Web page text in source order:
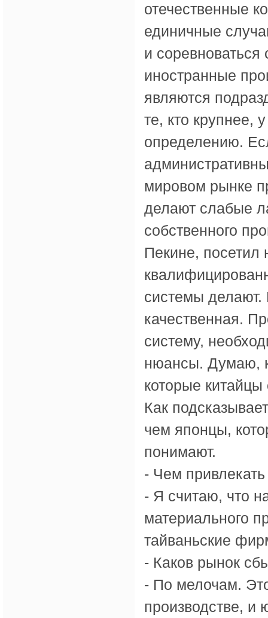
отечественные
единичные
и
иностранные
являются
те, кто крупнее,
определению.
мировом рынке
делают слабые
собственного
Пекине, посетил
системы делают.
качественная.
систему,
нюансы. Думаю,
которые китайцы
Как
чем японцы,
понимают.
- Чем
- Я считаю, что
материального
тайваньские
- Каков рынок
- По мелочам.
производстве, и